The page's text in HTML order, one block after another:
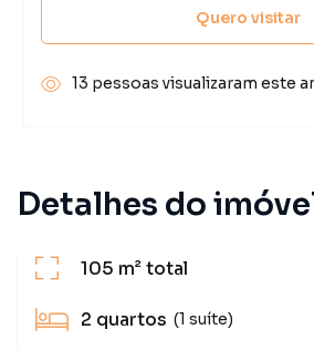
Detalhes do
105 m²total
2 quartos (1 suíte)
Quero visitar
13 pessoas visualizaram este